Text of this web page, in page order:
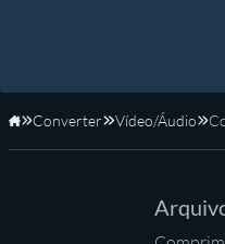
Início
Converter Vídeo/Áudio